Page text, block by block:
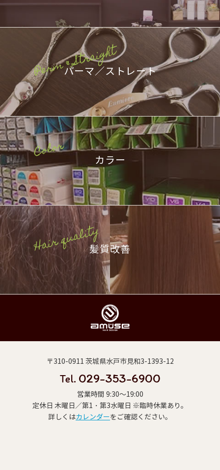
パーマ／ストレート
カラー
髪質改善
〒310-0911 茨城県水戸市見和3-1393-12
Tel. 029-353-6900
営業時間 9:30～19:00
定休日 木曜日／第1・第3水曜日 ※臨時休業あり。
詳しくはカレンダーをご確認ください。